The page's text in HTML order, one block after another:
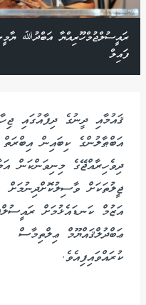
ރައީސުލްޖުމްހޫރިއްޔާ އަބްދުﷲ
ފައިލް
ޤައުމާއި ދީނުގެ ދިފާއުގައި
އަބްޠާލުންގެ ކިބައިން އިބްރަތް
ދިވެހިރާއްޖޭގެ މިނިވަންކަން
ޖީލުތަކަށް ވާސިލުކޮށްދިނުމަށް
އަޒުމް ކަނޑައެޅުމަށް
ޢަބްދުލްޤައްޔޫމް ޢިލްތިމާސް
ކުރައްވައިފިއެވެ.